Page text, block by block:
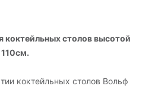
коктейльных столов высотой
коктейльных столов Вольф